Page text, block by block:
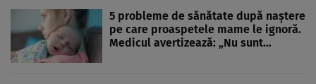
5 probleme de sănătate după naștere
pe care proaspetele mame le ignoră.
Medicul avertizează: „Nu sunt…